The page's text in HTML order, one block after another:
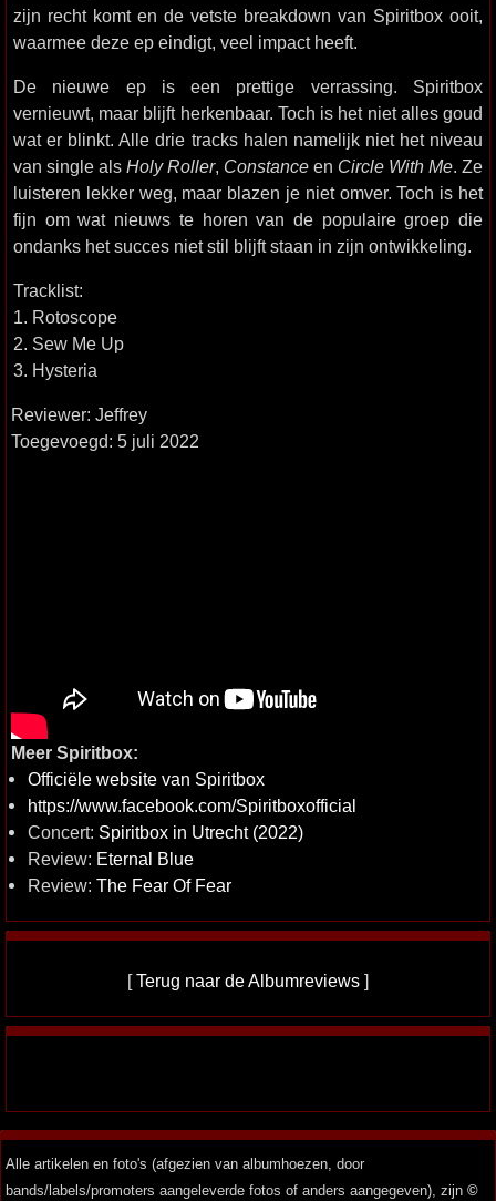
zijn recht komt en de vetste breakdown van Spiritbox ooit,
waarmee deze ep eindigt, veel impact heeft.
De nieuwe ep is een prettige verrassing. Spiritbox
vernieuwt, maar blijft herkenbaar. Toch is het niet alles goud
wat er blinkt. Alle drie tracks halen namelijk niet het niveau
van single als Holy Roller, Constance en Circle With Me. Ze
luisteren lekker weg, maar blazen je niet omver. Toch is het
fijn om wat nieuws te horen van de populaire groep die
ondanks het succes niet stil blijft staan in zijn ontwikkeling.
Tracklist:
1. Rotoscope
2. Sew Me Up
3. Hysteria
Reviewer: Jeffrey
Toegevoegd: 5 juli 2022
Meer Spiritbox:
Officiële website van Spiritbox
https://www.facebook.com/Spiritboxofficial
Concert: Spiritbox in Utrecht (2022)
Review: Eternal Blue
Review: The Fear Of Fear
[Terug naar de Albumreviews ]
Alle artikelen en foto's (afgezien van albumhoezen, door
bands/labels/promoters aangeleverde fotos of anders aangegeven), zijn ©